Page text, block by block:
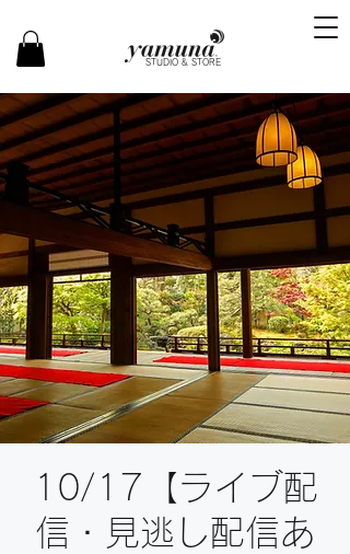
STUDIO & STORE
10/17【ライブ配
信・見逃し配信あ